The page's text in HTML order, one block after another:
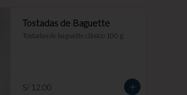
Tostadas de Baguette
Tostadas de baguette clásico 100 g.
S/ 12.00